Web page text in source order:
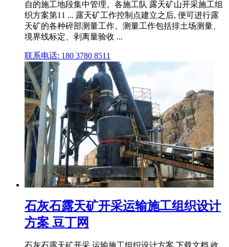
自的施工地段集中管理。各施工队 露天矿山开采施工组
织方案第11 ... 露天矿工作控制点建立之后, 便可进行露
天矿的各种碎部测量工作。测量工作包括排土场测量、
境界线标定、剥离量验收 ...
联系电话: 180 3780 8511
石灰石露天矿开采运输施工组织设计
方案 豆丁网